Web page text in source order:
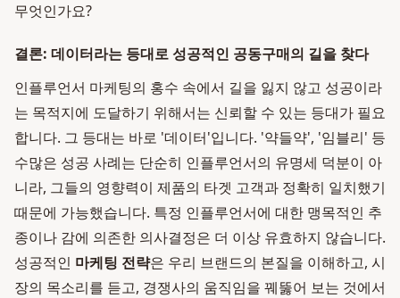
무엇인가요?
결론: 데이터라는 등대로 성공적인 공동구매의 길을 찾다
인플루언서 마케팅의 홍수 속에서 길을 잃지 않고 성공이라
는 목적지에 도달하기 위해서는 신뢰할 수 있는 등대가 필요
합니다. 그 등대는 바로 '데이터'입니다. '약들약', '임블리' 등
수많은 성공 사례는 단순히 인플루언서의 유명세 덕분이 아
니라, 그들의 영향력이 제품의 타겟 고객과 정확히 일치했기
때문에 가능했습니다. 특정 인플루언서에 대한 맹목적인 추
종이나 감에 의존한 의사결정은 더 이상 유효하지 않습니다.
성공적인 마케팅 전략은 우리 브랜드의 본질을 이해하고, 시
장의 목소리를 듣고, 경쟁사의 움직임을 꿰뚫어 보는 것에서